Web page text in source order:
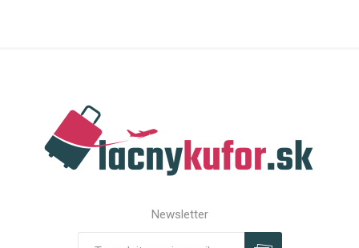
Newsletter